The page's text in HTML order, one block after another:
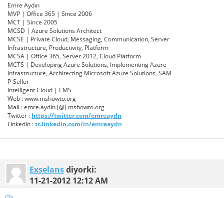
Emre Aydın
MVP | Office 365 | Since 2006
MCT | Since 2005
MCSD | Azure Solutions Architect
MCSE | Private Cloud, Messaging, Communication, Server
Infrastructure, Productivity, Platform
MCSA | Office 365, Server 2012, Cloud Platform
MCTS | Developing Azure Solutions, Implementing Azure
Infrastructure, Architecting Microsoft Azure Solutions, SAM
P-Seller
Intelligent Cloud | EMS
Web : www.mshowto.org
Mail : emre.aydin [@] mshowto.org
Twitter : https://twitter.com/emreaydn
Linkedin :tr.linkedin.com/in/emreaydn
Exselansdiyorki:
11-21-2012 12:12 AM